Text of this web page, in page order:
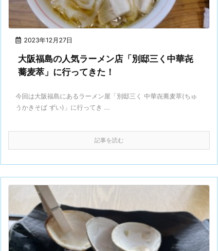
2023年12月27日
大阪福島の人気ラーメン店「別邸三く中華㐂
蕎麦萃」に行ってきた！
今回は大阪福島にあるラーメン屋「別邸三く 中華㐂蕎麦萃(ちゅ
うかきそば ずい)」に行ってき ...
記事を読む